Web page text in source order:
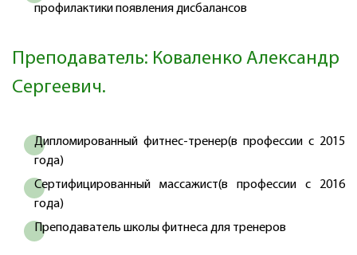
профилактики появления дисбалансов
Преподаватель: Коваленко Александр
Сергеевич.
Дипломированный фитнес-тренер(в профессии с 2015
года)
Сертифицированный массажист(в профессии с 2016
года)
Преподаватель школы фитнеса для тренеров